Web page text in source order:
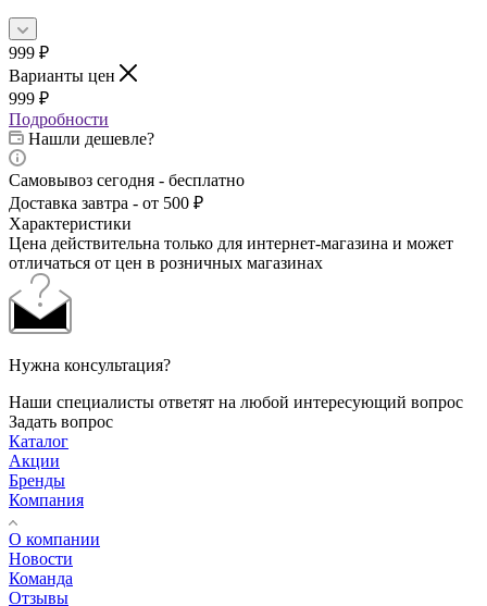
999 ₽
Варианты цен
999 ₽
Подробности
Нашли дешевле?
Самовывоз сегодня - бесплатно
Доставка завтра - от 500 ₽
Характеристики
Цена действительна только для интернет-магазина и может
отличаться от цен в розничных магазинах
Нужна консультация?
Наши специалисты ответят на любой интересующий вопрос
Задать вопрос
Каталог
Акции
Бренды
Компания
О компании
Новости
Команда
Отзывы